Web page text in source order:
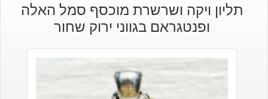
תליון ויקה ושרשרת מוכסף סמל האלה
ופנטגראם בגווני ירוק שחור